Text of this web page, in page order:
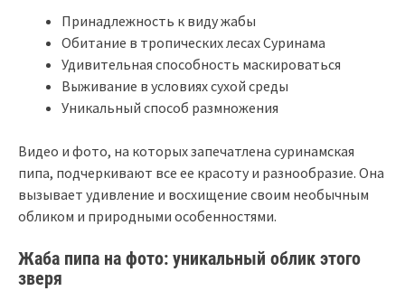
Принадлежность к виду жабы
Обитание в тропических лесах Суринама
Удивительная способность маскироваться
Выживание в условиях сухой среды
Уникальный способ размножения
Видео и фото, на которых запечатлена суринамская
пипа, подчеркивают все ее красоту и разнообразие. Она
вызывает удивление и восхищение своим необычным
обликом и природными особенностями.
Жаба пипа на фото: уникальный облик этого
зверя